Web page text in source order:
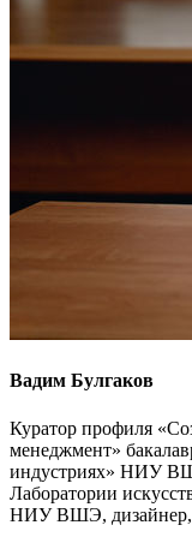
Вадим Булгаков
Куратор профиля
менеджмент»
индустриях» НИУ
Лаборатории
НИУ ВШЭ, дизайнер,